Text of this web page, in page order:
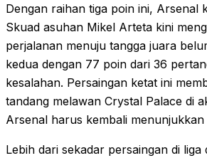
Dengan raihan tiga poin ini, Arsenal
Skuad asuhan Mikel Arteta kini
perjalanan menuju tangga juara
kedua dengan 77 poin dari 36
kesalahan. Persaingan ketat ini
tandang melawan Crystal Palace di
Arsenal harus kembali
Lebih dari sekadar persaingan di